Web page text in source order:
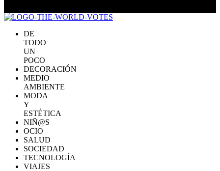
DE
TODO
UN
POCO
DECORACIÓN
MEDIO
AMBIENTE
MODA
Y
ESTÉTICA
NIÑ@S
OCIO
SALUD
SOCIEDAD
TECNOLOGÍA
VIAJES